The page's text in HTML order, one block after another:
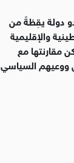
دولة يقِظةً من
والإقليمية
مقارنتها مع
ووعيهم السياسي